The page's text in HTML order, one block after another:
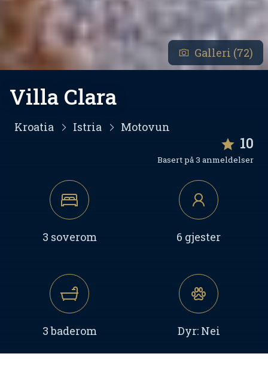
Galleri (72)
Villa Clara
Kroatia Istria Motovun
10
Basert på 3 anmeldelser
3 soverom 6 gjester
3 baderom Dyr: Nei